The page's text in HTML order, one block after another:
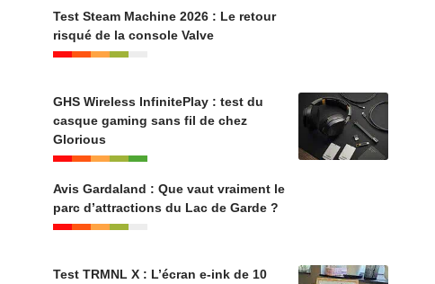
Test Steam Machine 2026 : Le retour
risqué de la console Valve
GHS Wireless InfinitePlay : test du
casque gaming sans fil de chez
Glorious
Avis Gardaland : Que vaut vraiment le
parc d’attractions du Lac de Garde ?
Test TRMNL X : L’écran e-ink de 10